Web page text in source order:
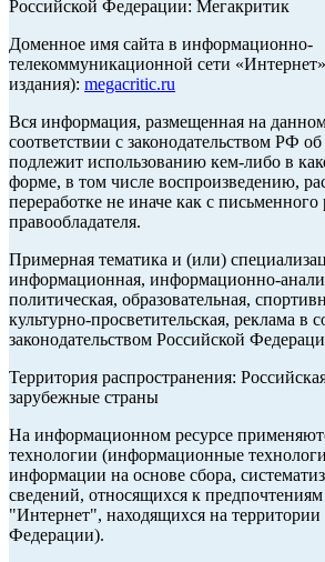
Российской Федерации: Мегакритик
Доменное имя сайта в информационно-
телекоммуникационной сети
издания): megacritic.ru
Вся информация, размещенная на данном
соответствии с законодательством РФ
подлежит использованию кем-либо в
форме, в том числе воспроизведению,
переработке не иначе как с письменного
правообладателя.
Примерная тематика и (или)
информационная, информационно-
политическая, образовательная,
культурно-просветительская, реклама в
законодательством Российской
Территория распространения:
зарубежные страны
На информационном ресурсе
технологии (информационные
информации на основе сбора,
сведений, относящихся к предпочтениям
"Интернет", находящихся на территории
Федерации).